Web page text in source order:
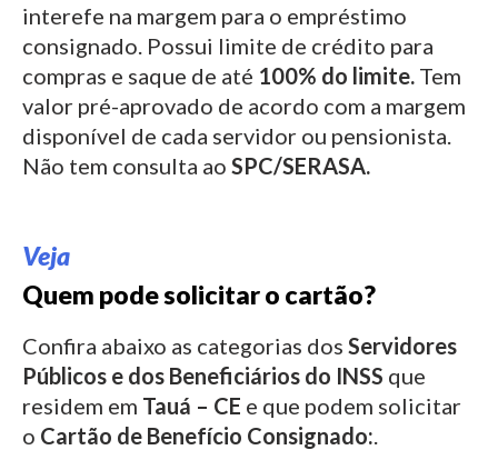
interefe na margem para o empréstimo
consignado. Possui limite de crédito para
compras e saque de até 100% do limite. Tem
valor pré-aprovado de acordo com a margem
disponível de cada servidor ou pensionista.
Não tem consulta ao SPC/SERASA.
Veja
Quem pode solicitar o cartão?
Confira abaixo as categorias dos Servidores
Públicos e dos Beneficiários do INSS que
residem em Tauá – CE e que podem solicitar
o Cartão de Benefício Consignado:.